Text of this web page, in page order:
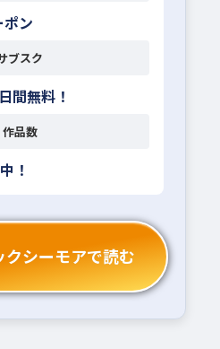
ポン
ブスク
間無料！
作品数
！
シーモアで読む